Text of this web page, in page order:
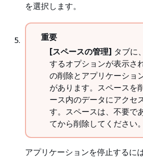
を選択します。
重要
[スペースの管理] タブに
するオプションが表示さ
の削除とアプリケーショ
があります。スペースを
ース内のデータにアクセ
す。スペースは、不要で
てから削除してください。
アプリケーションを停止するには